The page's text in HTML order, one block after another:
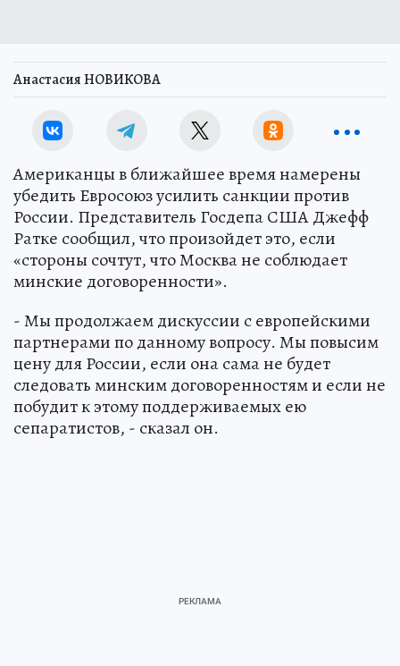
Анастасия НОВИКОВА
Американцы в ближайшее время намерены
убедить Евросоюз усилить санкции против
России. Представитель Госдепа США Джефф
Ратке сообщил, что произойдет это, если
«стороны сочтут, что Москва не соблюдает
минские договоренности».
- Мы продолжаем дискуссии с европейскими
партнерами по данному вопросу. Мы повысим
цену для России, если она сама не будет
следовать минским договоренностям и если не
побудит к этому поддерживаемых ею
сепаратистов, - сказал он.